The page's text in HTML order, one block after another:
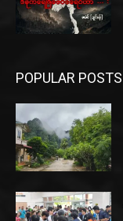
POPULAR POSTS